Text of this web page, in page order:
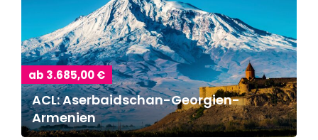
ab 3.685,00 €
ACL: Aserbaidschan-Georgien-
Armenien